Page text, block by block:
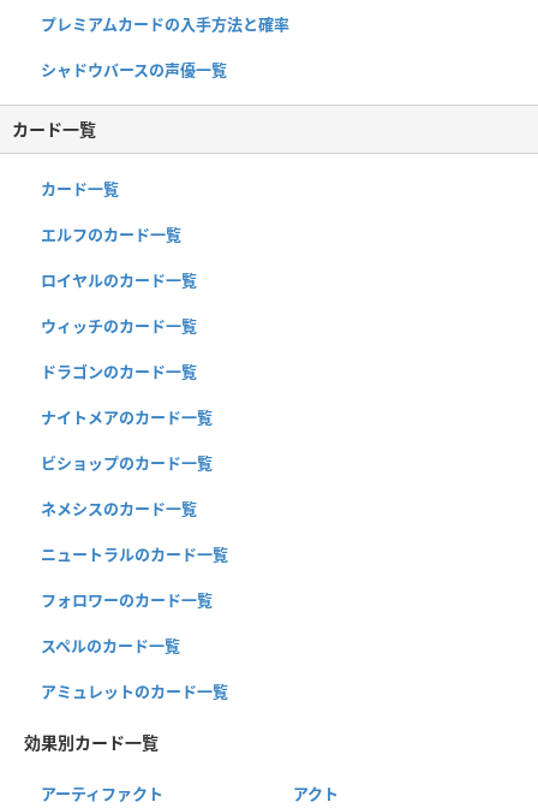
プレミアムカードの入手方法と確率
シャドウバースの声優一覧
カード一覧
カード一覧
エルフのカード一覧
ロイヤルのカード一覧
ウィッチのカード一覧
ドラゴンのカード一覧
ナイトメアのカード一覧
ビショップのカード一覧
ネメシスのカード一覧
ニュートラルのカード一覧
フォロワーのカード一覧
スペルのカード一覧
アミュレットのカード一覧
効果別カード一覧
アーティファクト アクト